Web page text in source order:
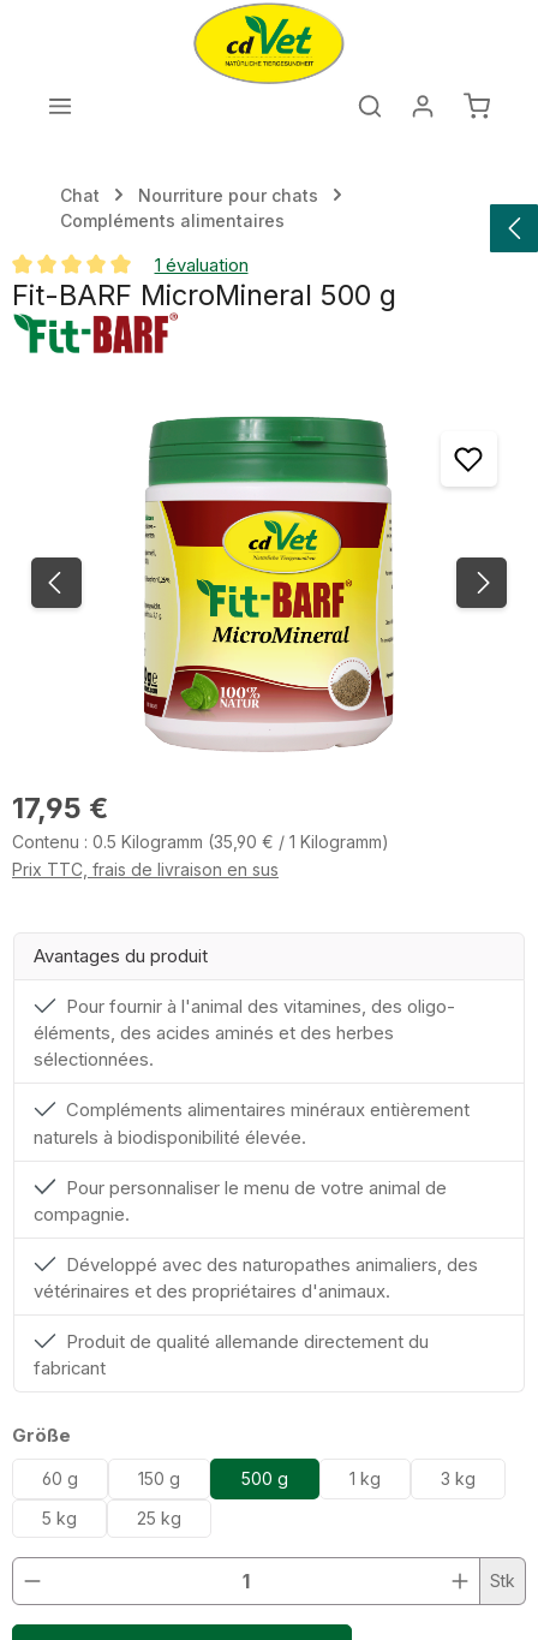
Passer au contenu principal
Le
Chat
Nourriture pour chats
Compléments alimentaires
Note moyenne de 5 sur 5 étoiles
1 évaluation
Fit-BARF MicroMineral 500 g
Ignorer la galerie d'images
Prix régulier :
17,95 €
Contenu : 0.5 Kilogramm (35,90 € / 1 Kilogramm)
Prix TTC, frais de livraison en sus
Avantages du produit
Pour fournir à l'animal des vitamines, des oligo-
éléments, des acides aminés et des herbes
sélectionnées.
Compléments alimentaires minéraux entièrement
naturels à biodisponibilité élevée.
Pour personnaliser le menu de votre animal de
compagnie.
Développé avec des naturopathes animaliers, des
vétérinaires et des propriétaires d'animaux.
Produit de qualité allemande directement du
fabricant
Sélectionnez
Größe
60 g 150 g 500 g 1 kg
3 kg
5 kg
25 kg
Quantité de produit : Entrez la quantité souhaitée
Stk